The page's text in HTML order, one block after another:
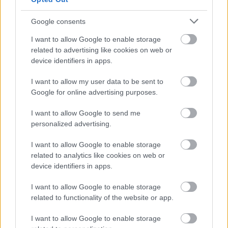
Google consents
I want to allow Google to enable storage
related to advertising like cookies on web or
device identifiers in apps.
I want to allow my user data to be sent to
Google for online advertising purposes.
I want to allow Google to send me
personalized advertising.
I want to allow Google to enable storage
related to analytics like cookies on web or
device identifiers in apps.
I want to allow Google to enable storage
related to functionality of the website or app.
I want to allow Google to enable storage
Különösen visszataszító volt az a fordulat,
amellyel Orbán a választás tétjét úgy próbálta
beállítani, mintha arról kellene dönteni, ő vagy
Zelenszkij alakít-e kormányt Magyarországon. Ez
politikai szemfényvesztés. Nem Zelenszkij a
magyar demokrácia ellenfele, hanem az a
hatalomtechnika, amely minden kritikust idegen
érdekek kiszolgálójának bélyegez.